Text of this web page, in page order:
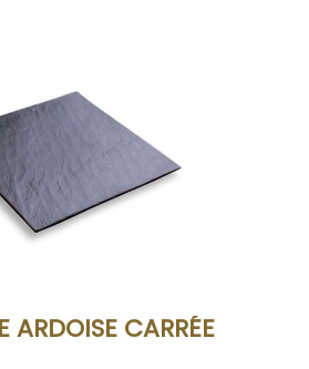
ACHETER
ARDOISE CARRÉE